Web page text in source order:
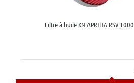
Filtre à huile KN APRILIA RSV